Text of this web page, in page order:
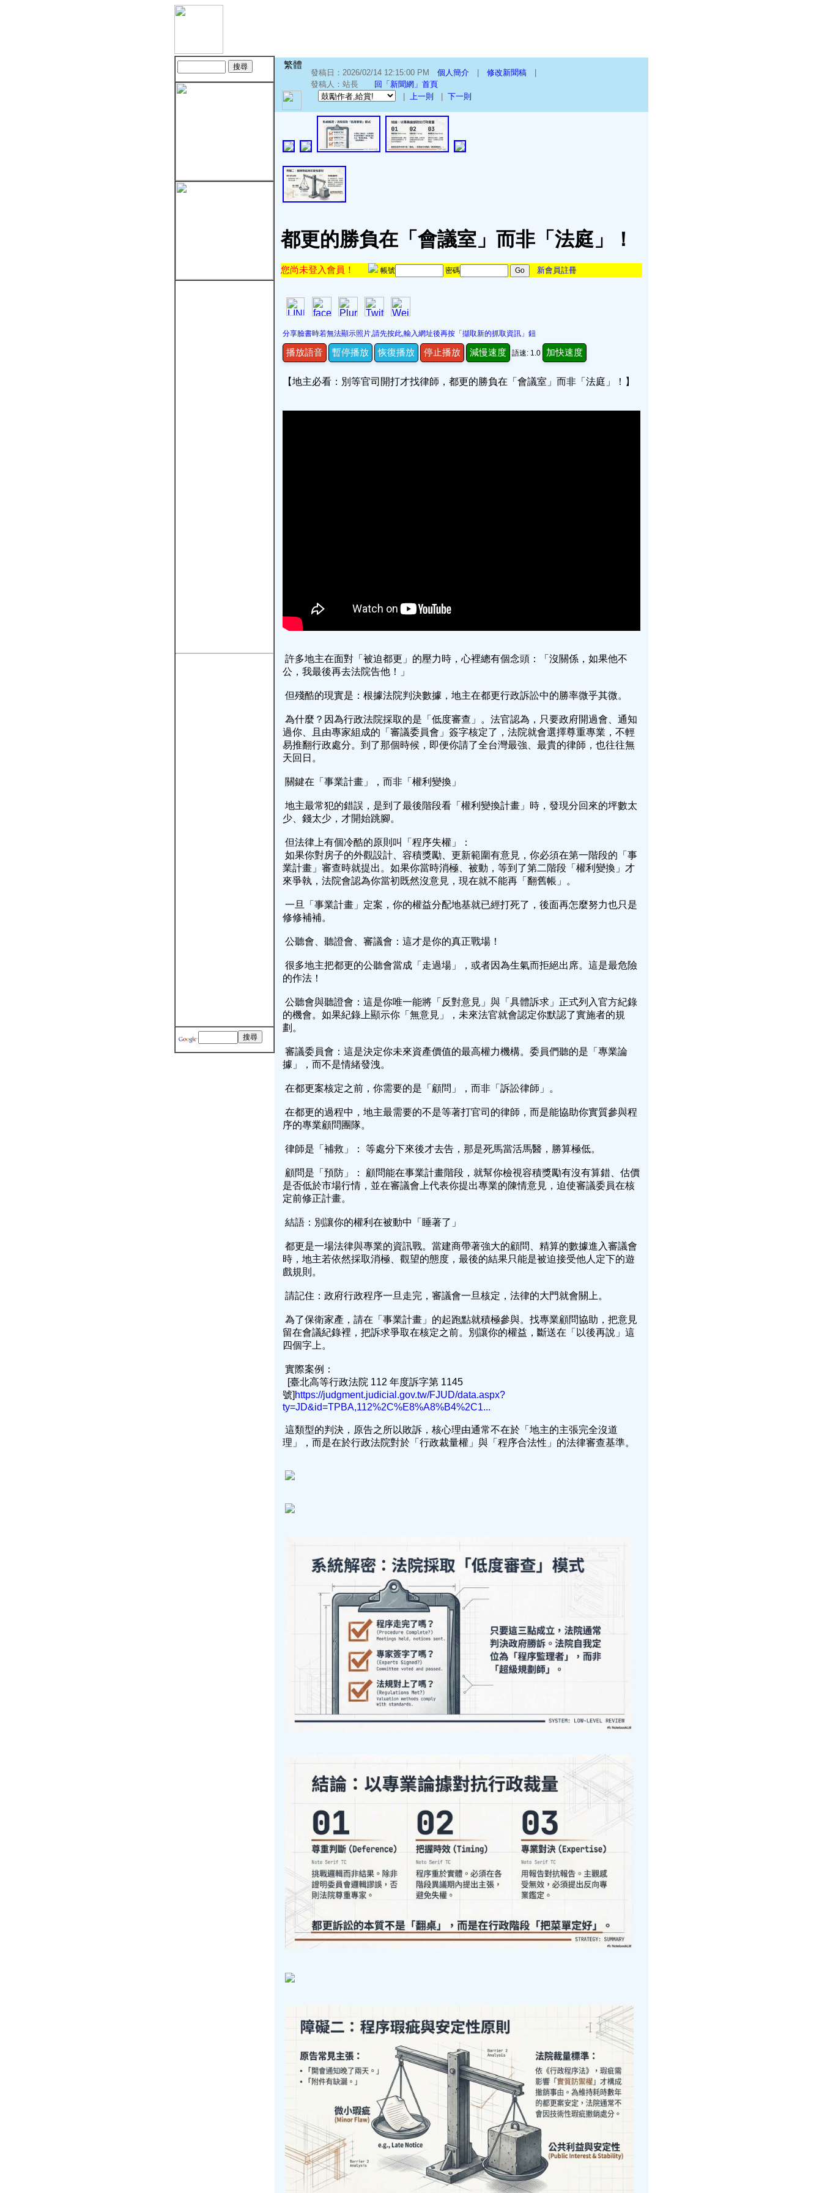
繁體
發稿日：2026/02/14 12:15:00 PM 個人簡介| 修改新聞稿|
發稿人：站長
回「新聞網」首頁
上一則 下一則
都更的勝負在「會議室」而非「法庭」！
您尚未登入會員！ 帳號 密碼 新會員註冊
分享臉書時若無法顯示照片,請先按此,輸入網址後再按「擷取新的抓取資訊」鈕
播放語音 暫停播放 恢復播放 停止播放 減慢速度 語速: 1.0 加快速度
【地主必看：別等官司開打才找律師，都更的勝負在「會議室」而非「法庭」！】
許多地主在面對「被迫都更」的壓力時，心裡總有個念頭：「沒關係，如果他不
公，我最後再去法院告他！」
但殘酷的現實是：根據法院判決數據，地主在都更行政訴訟中的勝率微乎其微。
為什麼？因為行政法院採取的是「低度審查」。法官認為，只要政府開過會、通知
過你、且由專家組成的「審議委員會」簽字核定了，法院就會選擇尊重專業，不輕
易推翻行政處分。到了那個時候，即便你請了全台灣最強、最貴的律師，也往往無
天回日。
關鍵在「事業計畫」，而非「權利變換」
地主最常犯的錯誤，是到了最後階段看「權利變換計畫」時，發現分回來的坪數太
少、錢太少，才開始跳腳。
但法律上有個冷酷的原則叫「程序失權」：
如果你對房子的外觀設計、容積獎勵、更新範圍有意見，你必須在第一階段的「事
業計畫」審查時就提出。如果你當時消極、被動，等到了第二階段「權利變換」才
來爭執，法院會認為你當初既然沒意見，現在就不能再「翻舊帳」。
一旦「事業計畫」定案，你的權益分配地基就已經打死了，後面再怎麼努力也只是
修修補補。
公聽會、聽證會、審議會：這才是你的真正戰場！
很多地主把都更的公聽會當成「走過場」，或者因為生氣而拒絕出席。這是最危險
的作法！
公聽會與聽證會：這是你唯一能將「反對意見」與「具體訴求」正式列入官方紀錄
的機會。如果紀錄上顯示你「無意見」，未來法官就會認定你默認了實施者的規
劃。
審議委員會：這是決定你未來資產價值的最高權力機構。委員們聽的是「專業論
據」，而不是情緒發洩。
在都更案核定之前，你需要的是「顧問」，而非「訴訟律師」。
在都更的過程中，地主最需要的不是等著打官司的律師，而是能協助你實質參與程
序的專業顧問團隊。
律師是「補救」： 等處分下來後才去告，那是死馬當活馬醫，勝算極低。
顧問是「預防」： 顧問能在事業計畫階段，就幫你檢視容積獎勵有沒有算錯、估價
是否低於市場行情，並在審議會上代表你提出專業的陳情意見，迫使審議委員在核
定前修正計畫。
結語：別讓你的權利在被動中「睡著了」
都更是一場法律與專業的資訊戰。當建商帶著強大的顧問、精算的數據進入審議會
時，地主若依然採取消極、觀望的態度，最後的結果只能是被迫接受他人定下的遊
戲規則。
請記住：政府行政程序一旦走完，審議會一旦核定，法律的大門就會關上。
為了保衛家產，請在「事業計畫」的起跑點就積極參與。找專業顧問協助，把意見
留在會議紀錄裡，把訴求爭取在核定之前。別讓你的權益，斷送在「以後再說」這
四個字上。
實際案例：
[臺北高等行政法院 112 年度訴字第 1145
號] https://judgment.judicial.gov.tw/FJUD/data.aspx?
ty=JD&id=TPBA,112%2C%E8%A8%B4%2C1...
這類型的判決，原告之所以敗訴，核心理由通常不在於「地主的主張完全沒道
理」，而是在於行政法院對於「行政裁量權」與「程序合法性」的法律審查基準。